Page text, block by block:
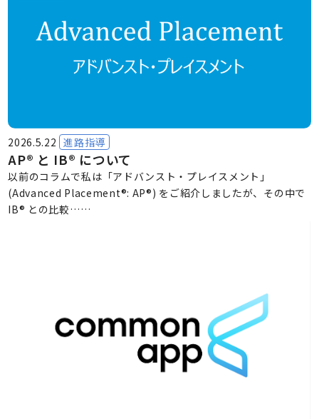
2026.5.22 進路指導
AP® と IB® について
以前のコラムで私は「アドバンスト・プレイスメント」
(Advanced Placement®: AP®) をご紹介しましたが、その中で
IB® との比較……